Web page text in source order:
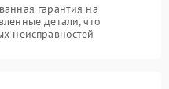
гарантия на
детали, что
неисправностей